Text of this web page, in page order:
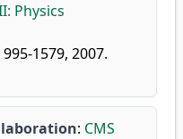
Physics
995-1579, 2007.
: CMS